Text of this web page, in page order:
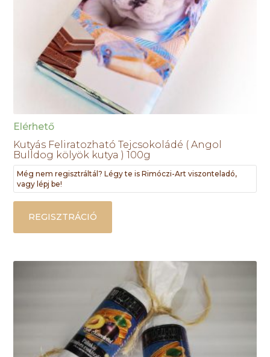
Elérhető
Kutyás Feliratozható Tejcsokoládé ( Angol
Bulldog kölyök kutya ) 100g
Még nem regisztráltál? Légy te is Rimóczi-Art viszonteladó,
vagy lépj be!
REGISZTRÁCIÓ